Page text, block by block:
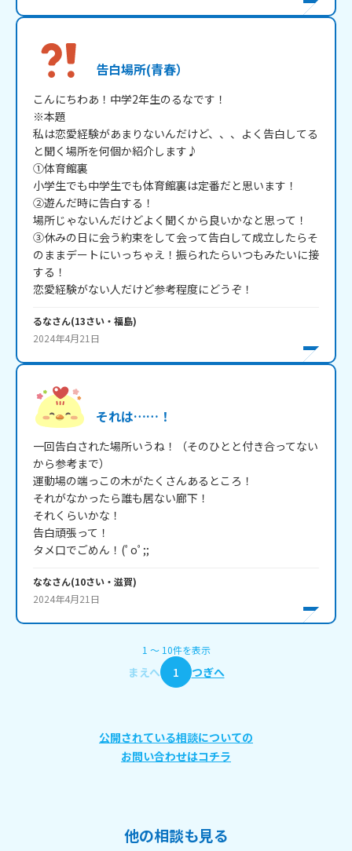
告白場所(青春）
こんにちわあ！中学2年生のるなです！
※本題
私は恋愛経験があまりないんだけど、、、よく告白してる
と聞く場所を何個か紹介します♪
①体育館裏
小学生でも中学生でも体育館裏は定番だと思います！
②遊んだ時に告白する！
場所じゃないんだけどよく聞くから良いかなと思って！
③休みの日に会う約束をして会って告白して成立したらそ
のままデートにいっちゃえ！振られたらいつもみたいに接
する！
るなさん(13さい・ 福島)
2024年4月21日
それは……！
一回告白された場所いうね！（そのひとと付き合ってない
から参考まで）
運動場の端っこの木がたくさんあるところ！
それがなかったら誰も居ない廊下！
それくらいかな！
告白頑張って！
ななさん(10さい・ 滋賀)
2024年4月21日
1 〜 10件を表示
まえへ 1 つぎへ
公開されている相談についての
お問い合わせはコチラ
他の相談も見る